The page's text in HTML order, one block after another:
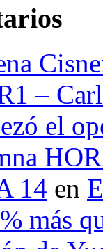
–
el
14 en
más